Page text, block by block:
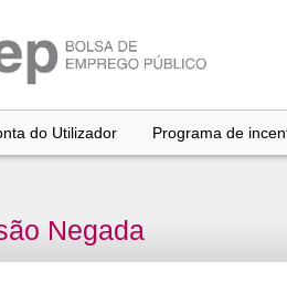
do Utilizador Programa de
Negada